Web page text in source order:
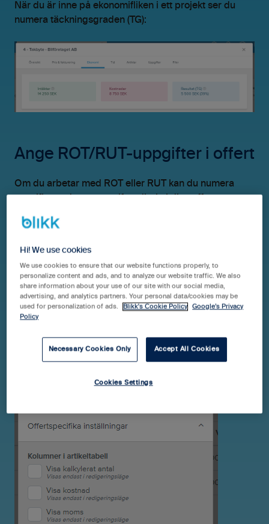
När du är inne på ekonomifliken i ett projekt ser du
numera täckningsgraden (TG):
Ange ROT/RUT-uppgifter i offert
Om du arbetar med ROT eller RUT kan du numera
Hi! We use cookies
We use cookies to ensure that our website functions properly, to
personalize content and ads, and to analyze our website traffic. We also
share information about your use of our site with our social media,
advertising, and analytics partners. Your personal data/cookies may be
used for personalization of ads.
Blikk's Cookie Policy
Google’s Privacy
Policy
Necessary Cookies Only Accept All Cookies
Cookies Settings